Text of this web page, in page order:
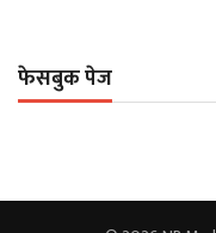
फेसबुक पेज